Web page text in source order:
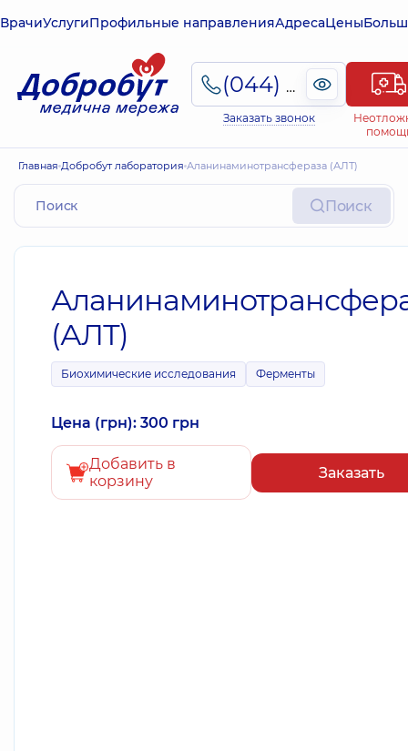
ВрачиУслугиПрофильные направленияАдресаЦены
(044) 495-2-888
Заказать звонок
Главная Добробут лаборатория Аланинаминотрансфераза (АЛТ)
Поиск
(АЛТ)
Биохимические исследования Ферменты
Цена (грн): 300 грн
Добавить в
корзину
Заказать